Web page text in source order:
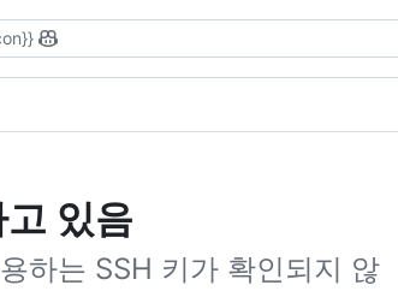
있음
하는 SSH 키가 확인되지 않